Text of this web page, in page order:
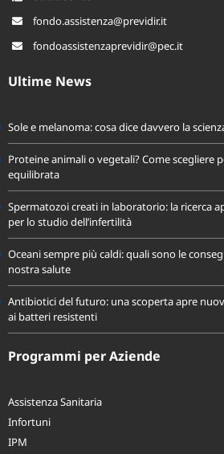
06.22799725
fondo.assistenza@previdir.it
Sole e melanoma: cosa dice davvero la
Proteine animali o vegetali? Come scegliere
equilibrata
Spermatozoi creati in laboratorio: la ricerca
per lo studio dell’infertilità
Oceani sempre più caldi: quali sono le
nostra salute
Antibiotici del futuro: una scoperta apre
ai batteri resistenti
Assistenza Sanitaria
Infortuni